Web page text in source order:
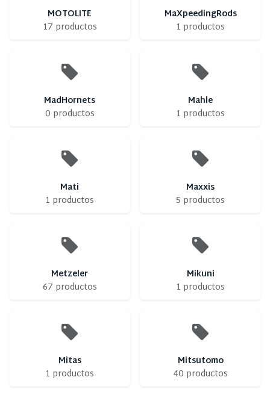
MOTOLITE
17 productos
MaXpeedingRods
1 productos
MadHornets
0 productos
Mahle
1 productos
Mati
1 productos
Maxxis
5 productos
Metzeler
67 productos
Mikuni
1 productos
Mitas
1 productos
Mitsutomo
40 productos